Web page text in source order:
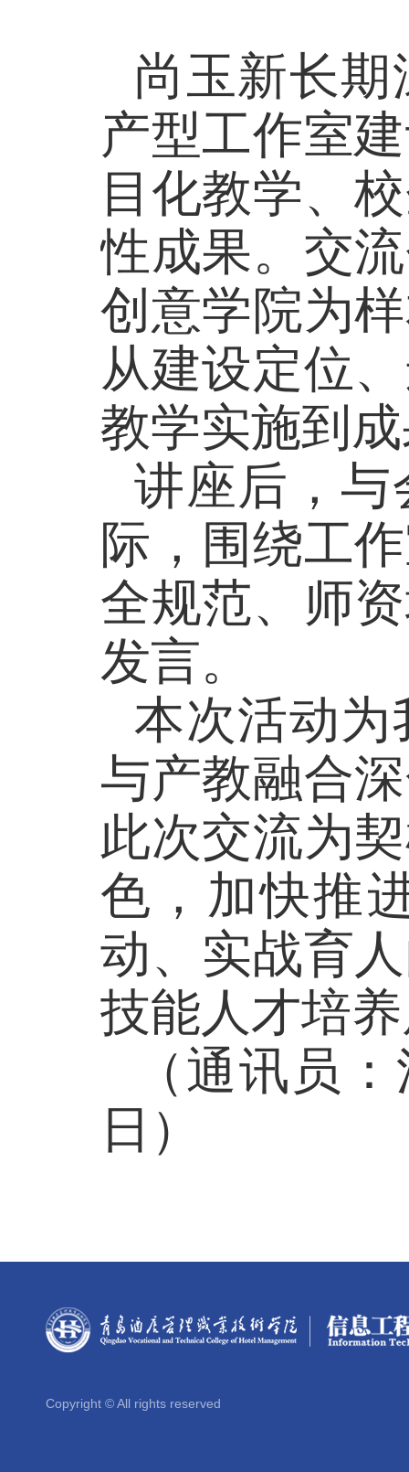
尚玉新长
产型工作室
目化教学、
性成果。交
创意学院为
从建设定位
教学实施到
讲座后，与
际，围绕工
全规范、师
发言。
本次活动
与产教融合
此次交流为
色，加快推
动、实战育
技能人才培
（通讯员
日）
Copyright © All rights reserved